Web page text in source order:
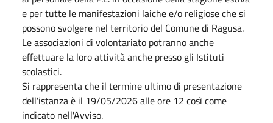
e per tutte le manifestazioni laiche e/o religiose che si
possono svolgere nel territorio del Comune di Ragusa.
Le associazioni di volontariato potranno anche
effettuare la loro attività anche presso gli Istituti
scolastici.
Si rappresenta che il termine ultimo di presentazione
dell'istanza è il 19/05/2026 alle ore 12 così come
indicato nell'Avviso.